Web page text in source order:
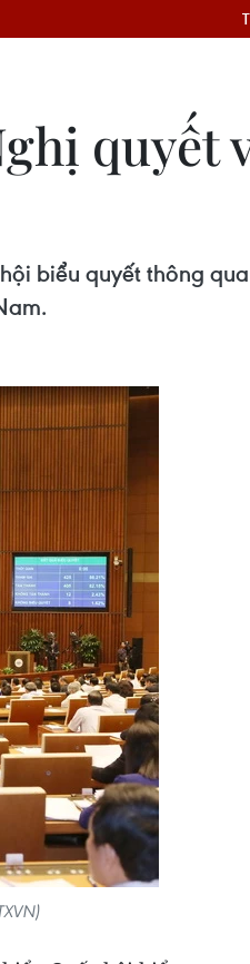
quyết
biểu quyết thông